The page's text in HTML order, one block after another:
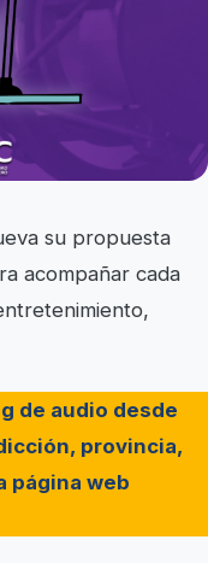
su propuesta
acompañar cada
de audio desde
provincia,
página web